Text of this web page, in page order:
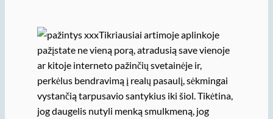
Tikriausiai artimoje aplinkoje
pažįstate ne vieną porą, atradusią save vienoje
ar kitoje interneto pažinčių svetainėje ir,
perkėlus bendravimą į realų pasaulį, sėkmingai
vystančią tarpusavio santykius iki šiol. Tikėtina,
jog daugelis nutyli menką smulkmeną, jog